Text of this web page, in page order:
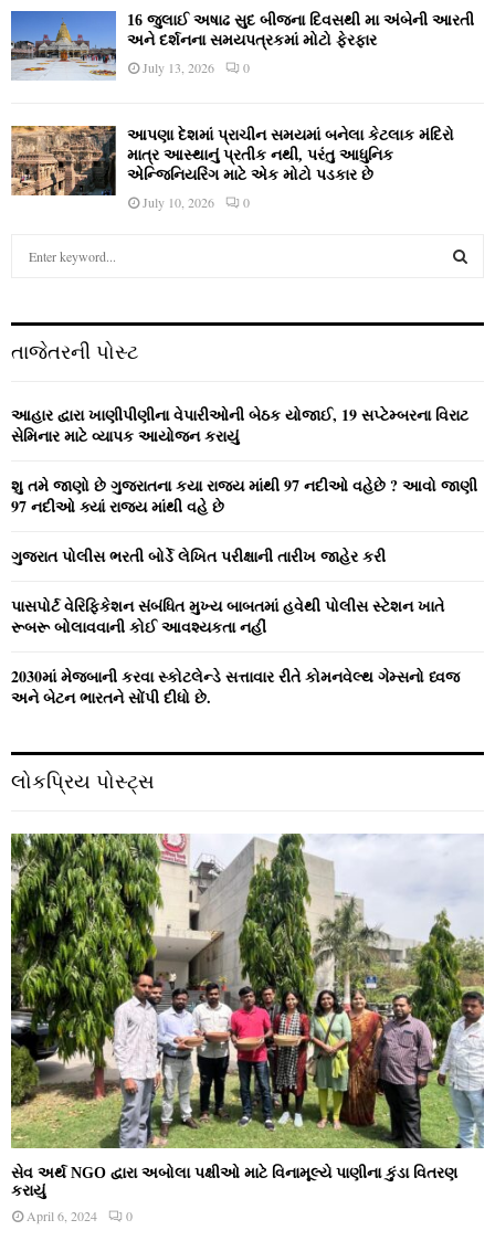
16 જુલાઈ અષાઢ સુદ બીજના દિવસથી મા અંબેની આરતી
અને દર્શનના સમયપત્રકમાં મોટો ફેરફાર
July 13, 2026 0
આપણા દેશમાં પ્રાચીન સમયમાં બનેલા કેટલાક મંદિરો
માત્ર આસ્થાનું પ્રતીક નથી, પરંતુ આધુનિક
એન્જિનિયરિંગ માટે એક મોટો પડકાર છે
July 10, 2026 0
h
o
r
C
તાજેતરની પોસ્ટ
આહાર દ્વારા ખાણીપીણીના વેપારીઓની બેઠક યોજાઈ, 19 સપ્ટેમ્બરના વિરાટ
સેમિનાર માટે વ્યાપક આયોજન કરાયું
શુ તમે જાણો છે ગુજરાતના કયા રાજ્ય માંથી 97 નદીઓ વહેછે ? આવો જાણી
97 નદીઓ ક્યાં રાજ્ય માંથી વહે છે
ગુજરાત પોલીસ ભરતી બોર્ડે લેખિત પરીક્ષાની તારીખ જાહેર કરી
પાસપોર્ટ વેરિફિકેશન સંબંધિત મુખ્ય બાબતમાં હવેથી પોલીસ સ્ટેશન ખાતે
રૂબરૂ બોલાવવાની કોઈ આવશ્યકતા નહીં
2030માં મેજબાની કરવા સ્કોટલેન્ડે સત્તાવાર રીતે કોમનવેલ્થ ગેમ્સનો ધ્વજ
અને બેટન ભારતને સોંપી દીધો છે.
લોકપ્રિય પોસ્ટ્સ
સેવ અર્થ NGO દ્વારા અબોલા પક્ષીઓ માટે વિનામૂલ્યે પાણીના કુંડા વિતરણ
કરાયું
April 6, 2024 0